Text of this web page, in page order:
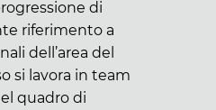
di
riferimento a
dell’area del
si lavora in team
quadro di